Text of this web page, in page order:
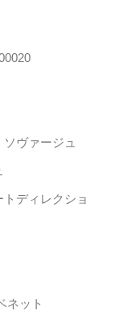
ヴァージュ
ディレクショ
ネット